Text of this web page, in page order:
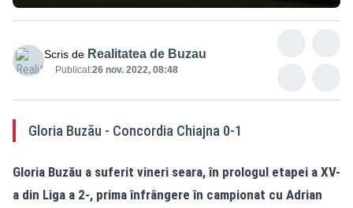
Scris de Realitatea de Buzau
Publicat:26 nov. 2022, 08:48
Gloria Buzău - Concordia Chiajna 0-1
Gloria Buzău a suferit vineri seara, în prologul etapei a XV-
a din Liga a 2-, prima înfrângere în campionat cu Adrian